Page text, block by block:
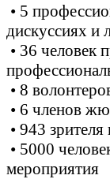
• 5
дискуссиях и
• 36 человек
• 8
• 6 членов
• 943
• 5000
мероприятия